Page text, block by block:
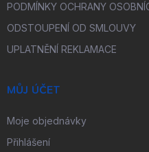
PODMÍNKY OCHRANY
ODSTOUPENÍ OD SMLOUVY
UPLATNĚNÍ REKLAMACE
MŮJ ÚČET
Moje objednávky
Přihlášení